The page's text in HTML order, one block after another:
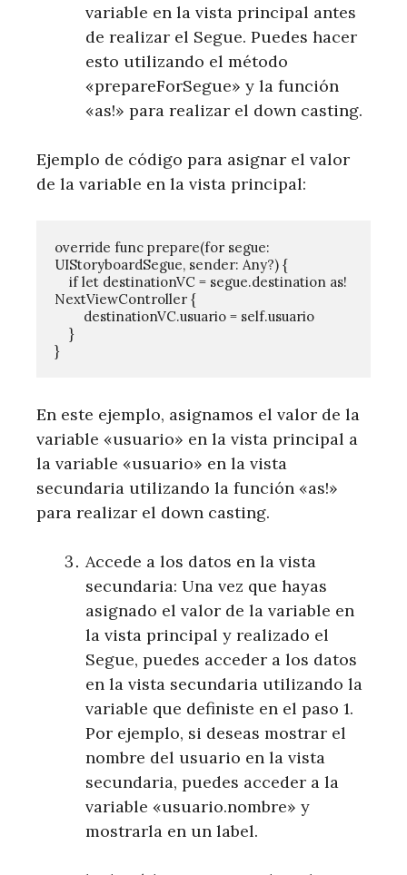
variable en la vista principal antes
de realizar el Segue. Puedes hacer
esto utilizando el método
«prepareForSegue» y la función
«as!» para realizar el down casting.
Ejemplo de código para asignar el valor
de la variable en la vista principal:
override func prepare(for segue:
UIStoryboardSegue, sender: Any?) {
NextViewController {
En este ejemplo, asignamos el valor de la
variable «usuario» en la vista principal a
la variable «usuario» en la vista
secundaria utilizando la función «as!»
para realizar el down casting.
Accede a los datos en la vista
secundaria: Una vez que hayas
asignado el valor de la variable en
la vista principal y realizado el
Segue, puedes acceder a los datos
en la vista secundaria utilizando la
variable que definiste en el paso 1.
Por ejemplo, si deseas mostrar el
nombre del usuario en la vista
secundaria, puedes acceder a la
variable «usuario.nombre» y
mostrarla en un label.